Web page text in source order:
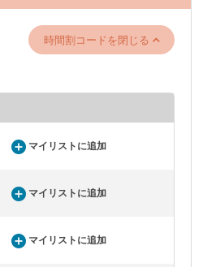
時間割コードを閉じる
マイリストに追加
マイリストに追加
マイリストに追加